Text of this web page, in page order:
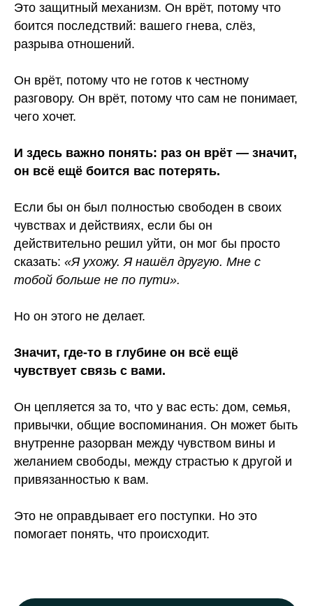
Это защитный механизм. Он врёт, потому что
боится последствий: вашего гнева, слёз,
разрыва отношений.
Он врёт, потому что не готов к честному
разговору. Он врёт, потому что сам не понимает,
чего хочет.
И здесь важно понять: раз он врёт — значит,
он всё ещё боится вас потерять.
Если бы он был полностью свободен в своих
чувствах и действиях, если бы он
действительно решил уйти, он мог бы просто
сказать: «Я ухожу. Я нашёл другую. Мне с
тобой больше не по пути».
Но он этого не делает.
Значит, где-то в глубине он всё ещё
чувствует связь с вами.
Он цепляется за то, что у вас есть: дом, семья,
привычки, общие воспоминания. Он может быть
внутренне разорван между чувством вины и
желанием свободы, между страстью к другой и
привязанностью к вам.
Это не оправдывает его поступки. Но это
помогает понять, что происходит.